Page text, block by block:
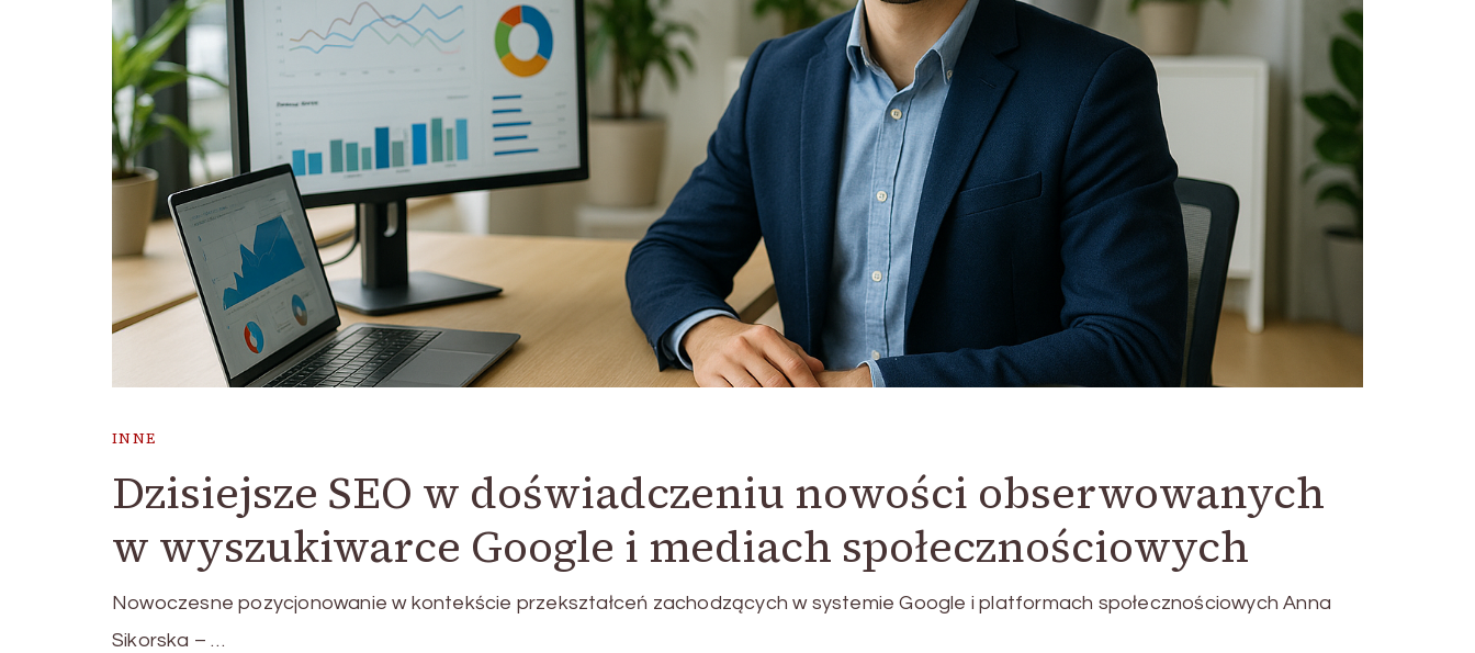
INNE
Dzisiejsze SEO w doświadczeniu nowości obserwowanych
w wyszukiwarce Google i mediach społecznościowych
Nowoczesne pozycjonowanie w kontekście przekształceń zachodzących w systemie Google i platformach społecznościowych Anna
Sikorska – …